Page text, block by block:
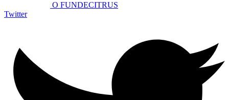
O FUNDECITRUS
Twitter